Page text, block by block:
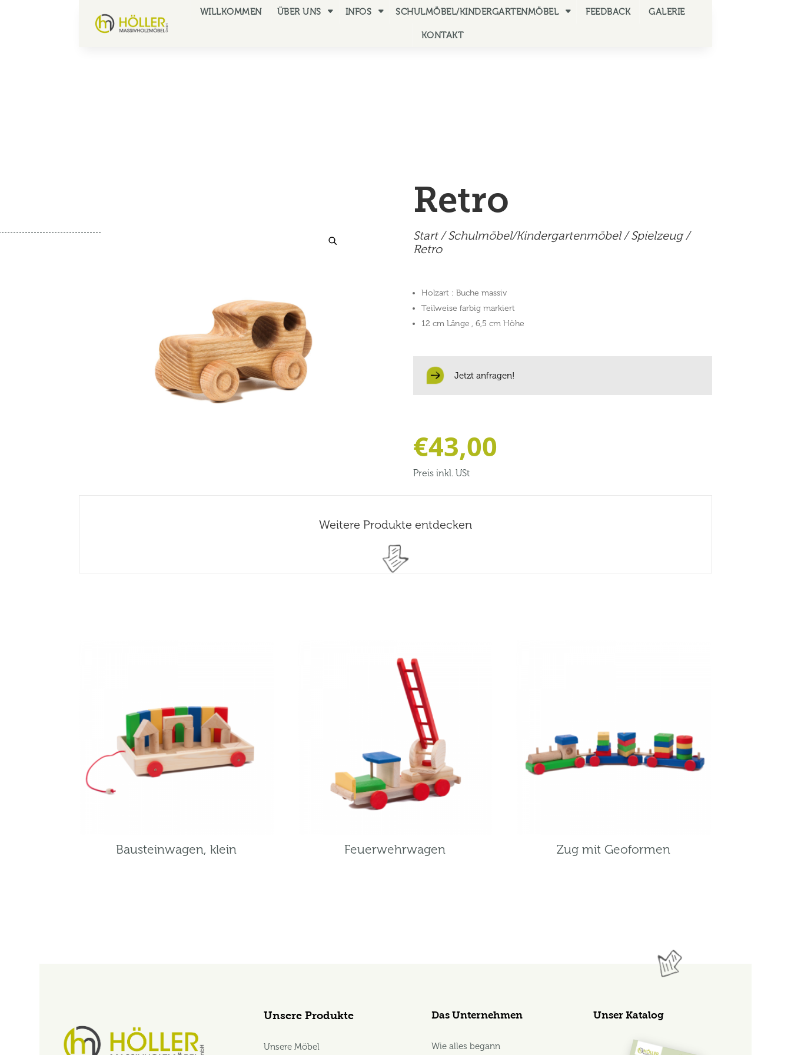
WILLKOMMEN ÜBER UNS INFOS SCHULMÖBEL/KINDERGARTENMÖBEL FEEDBACK GALERIE
KONTAKT
Retro
Start/Schulmöbel/Kindergartenmöbel/Spielzeug/
Retro
Holzart : Buche massiv
Teilweise farbig markiert
12 cm Länge , 6,5 cm Höhe
Jetzt anfragen!
€43,00
Preis inkl. USt
Weitere Produkte entdecken
Bausteinwagen, klein Feuerwehrwagen Zug mit Geoformen
Unsere Produkte
Unsere Möbel
Das Unternehmen
Wie alles begann
Unser Katalog